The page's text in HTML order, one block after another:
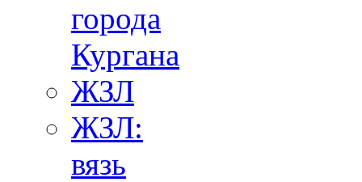
города
Кургана
ЖЗЛ
ЖЗЛ:
вязь